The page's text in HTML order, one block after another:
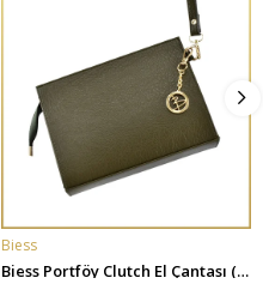
SEPETE EKLE
Biess
Biess Portföy Clutch El Çantası (Charm Hediyeli) - Haki